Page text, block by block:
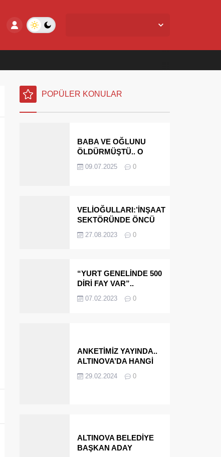
POPÜLER KONULAR
BABA VE OĞLUNU
ÖLDÜRMÜŞTÜ.. O
MİRASÇILARI
09.07.2025 0
VELİOĞULLARI:’İNŞAAT
SEKTÖRÜNDE ÖNCÜ
EDECEĞİZ’
27.08.2023 0
“YURT GENELİNDE 500
DİRİ FAY VAR”..
ÇINARCIK..
07.02.2023 0
ANKETİMİZ YAYINDA..
ALTINOVA’DA HANGİ
BAŞKANI OLARAK
29.02.2024 0
ALTINOVA BELEDİYE
BAŞKAN ADAY